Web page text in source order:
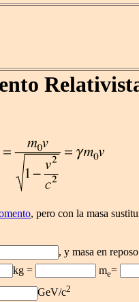
, pero con la masa
, y masa en reposo
kg = me=
GeV/c2